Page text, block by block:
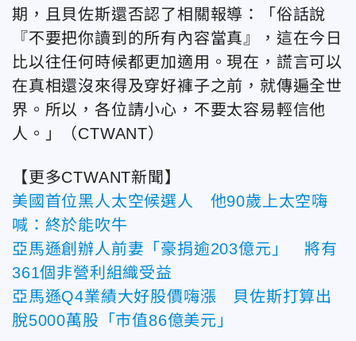
期，且貝佐斯還否認了相關報導：「俗話說
『不要把你讀到的所有內容當真』，這在今日
比以往任何時候都更加適用。現在，謊言可以
在真相還沒來得及穿好褲子之前，就傳遍全世
界。所以，各位請小心，不要太容易輕信他
人。」（CTWANT）
【更多CTWANT新聞】
美國首位黑人太空候選人 他90歲上太空嗨
喊：終於能吹牛
亞馬遜創辦人前妻「豪捐逾203億元」 將有
361個非營利組織受益
亞馬遜Q4業績大好股價嗨漲 貝佐斯打算出
脫5000萬股「市值86億美元」